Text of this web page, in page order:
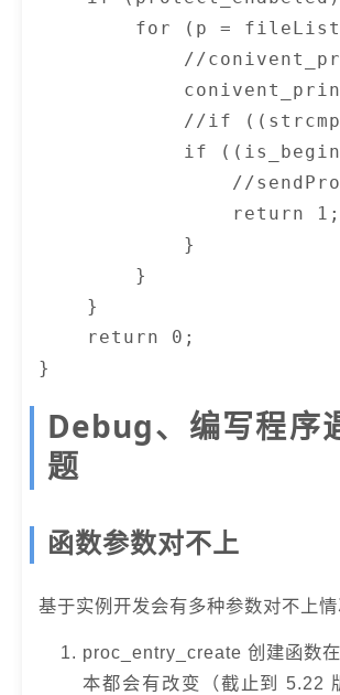
for (p =
//
//if
if
//
                return 1;
            }
        }
    }
    return 0;
}
Debug、编写程序
题
函数参数对不上
基于实例开发会有多种参数对不上情
proc_entry_create 创建函数
本都会有改变（截止到 5.22